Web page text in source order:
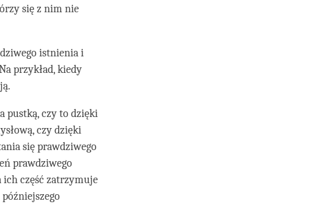
się z nim nie
istnienia i
przykład, kiedy
pustką, czy to dzięki
czy dzięki
się prawdziwego
prawdziwego
ich część zatrzymuje